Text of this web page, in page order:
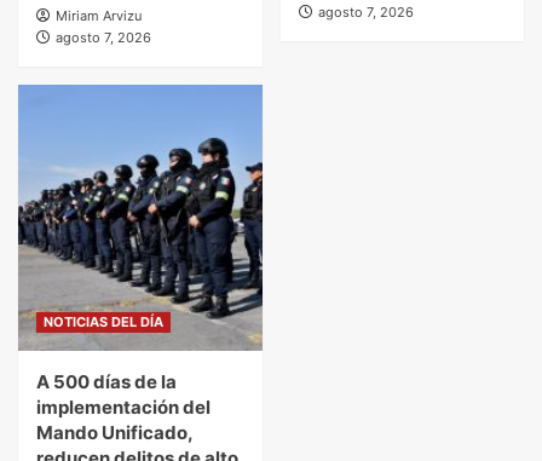
Miriam Arvizu
agosto 7, 2026
agosto 7, 2026
NOTICIAS DEL DÍA
A 500 días de la
implementación del
Mando Unificado,